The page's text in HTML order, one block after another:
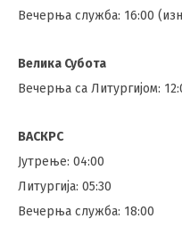
Вечерња служба: 16:00
Велика Субота
Вечерња са Литургијом:
ВАСКРС
Јутрење: 04:00
Литургија: 05:30
Вечерња служба: 18:00